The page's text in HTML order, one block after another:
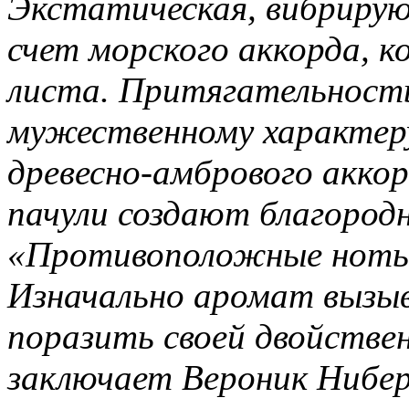
счет морского аккорда,
листа.
мужественному
древесно-амбрового
пачули создают
«Противоположные
Изначально аромат
поразить своей
заключает Вероник